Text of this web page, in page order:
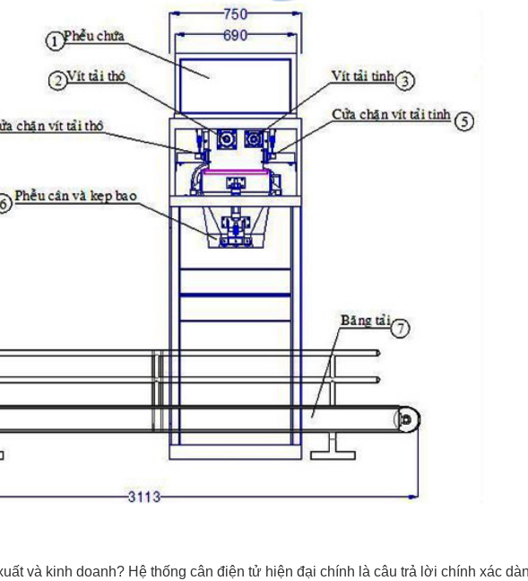
và kinh doanh? Hệ thống cân điện tử hiện đại chính là câu trả lời chính xác